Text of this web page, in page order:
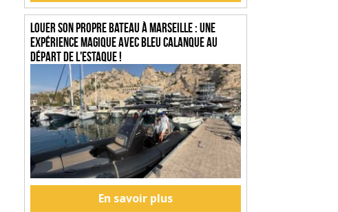
Louer son propre bateau à Marseille : une
expérience magique avec Bleu Calanque au
départ de l'Estaque !
En savoir plus